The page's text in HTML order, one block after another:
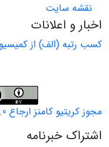
نقشه سایت
اخبار و اعلانات
کسب رتبه (الف) از
مجوز کریتیو کامنز ارجاع 4.0 بین‌المللی
اشتراک خبرنامه